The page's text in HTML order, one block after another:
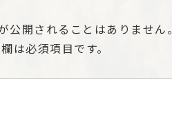
公開されることはありません。
は必須項目です。